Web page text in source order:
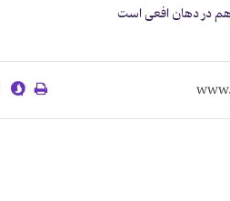
در دهان افعی است